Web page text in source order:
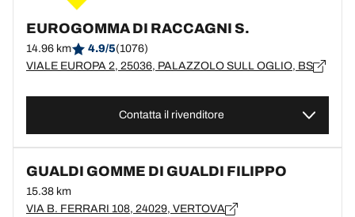
EUROGOMMA DI RACCAGNI S.
14.96 km 4.9/5(1076)
VIALE EUROPA 2, 25036, PALAZZOLO SULL OGLIO, BS
Contatta il rivenditore
GUALDI GOMME DI GUALDI FILIPPO
15.38 km
VIA B. FERRARI 108, 24029, VERTOVA